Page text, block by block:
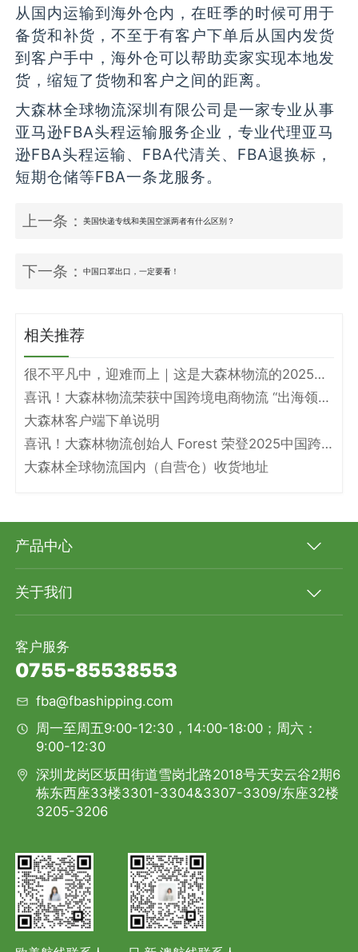
从国内运输到海外仓内，在旺季的时候可用于
备货和补货，不至于有客户下单后从国内发货
到客户手中，海外仓可以帮助卖家实现本地发
货，缩短了货物和客户之间的距离。
大森林全球物流深圳有限公司是一家专业从事
亚马逊FBA头程运输服务企业，专业代理亚马
逊FBA头程运输、FBA代清关、FBA退换标，
短期仓储等FBA一条龙服务。
上一条：美国快递专线和美国空派两者有什么区别？
下一条：中国口罩出口，一定要看！
相关推荐
很不平凡中，迎难而上｜这是大森林物流的2025年度答卷
喜讯！大森林物流荣获中国跨境电商物流 “出海领军企业” 和 “头程物流标杆企业” 双奖项！
大森林客户端下单说明
喜讯！大森林物流创始人 Forest 荣登2025中国跨境电商物流名人堂！
大森林全球物流国内（自营仓）收货地址
产品中心
关于我们
客户服务
0755-85538553
fba@fbashipping.com
周一至周五9:00-12:30，14:00-18:00；周六：
9:00-12:30
深圳龙岗区坂田街道雪岗北路2018号天安云谷2期6
栋东西座33楼3301-3304&3307-3309/东座32楼
3205-3206